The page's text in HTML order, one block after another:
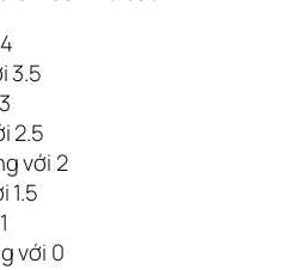
3.5
2.5
với 2
1.5
với 0